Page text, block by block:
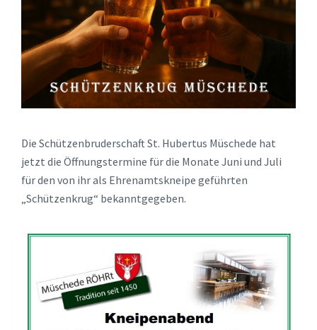
Die Schützenbruderschaft St. Hubertus Müschede hat
jetzt die Öffnungstermine für die Monate Juni und Juli
für den von ihr als Ehrenamtskneipe geführten
„Schützenkrug“ bekanntgegeben.